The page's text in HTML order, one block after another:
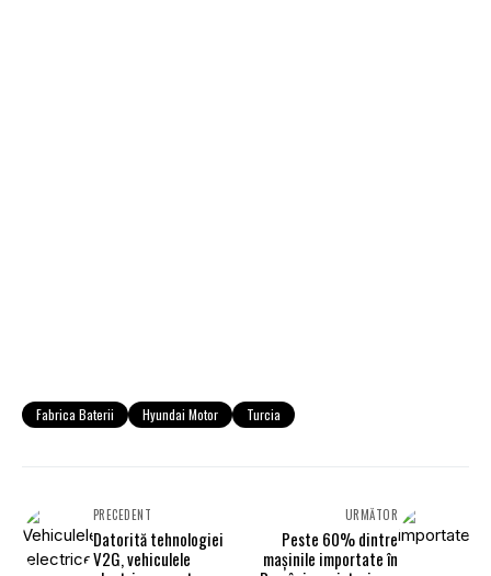
Fabrica Baterii Hyundai Motor Turcia
PRECEDENT
Datorită tehnologiei
V2G, vehiculele
URMĂTOR
Peste 60% dintre
mașinile importate în